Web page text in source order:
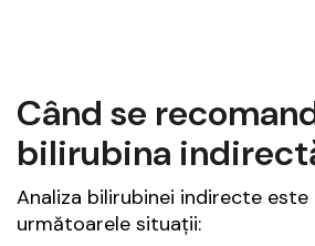
Când se
bilirubina
Analiza bilirubinei indirecte
următoarele situații: